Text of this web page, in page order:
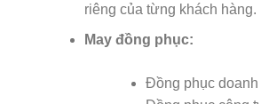
riêng của từng khách hàng.
May đồng phục:
Đồng phục doanh